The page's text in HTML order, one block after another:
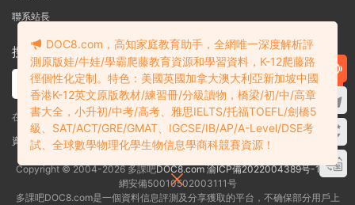
聯系站長
搜索
在線搜索GK-G12海量英文原版教材/章節書/國際考試/學科競賽資料！
資料失效？沒找到需要的？網站意見建議？請提交工單查看我的工單
Copyright © 2004-2026 多課吧DOC8.com 渝ICP備2022004389号-1 渝公
網安備50010502003111号
多課吧DOC8.com是一個資料信息評測及分享獲取的平台，不确保部分用戶上
DOC8.com，高知家庭教育助手，全網唯一深度解析評
測原版娃/牛娃/學霸爬藤教育資源和學習資料，K-12爬藤路
徑個性化定制。特色：美國英國加拿大澳大利亞新加坡中國
香港K-12英文原版教材/練習冊/分級讀物，橋梁/初/中/高章
書大全，小升初/中考/高考、雅思IELTS/托福TOEFL/劍橋5
級、SAT/ACT/GRE/GMAT、IGCSE/IB/AP/A-Level/DSE考
試、全球數學物理化學生物信息學商科競賽資源！